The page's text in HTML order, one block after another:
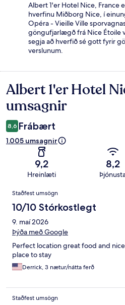
Albert 1'er Hotel Nice, France
hverfinu Miðborg Nice, í
Opéra - Vieille Ville
göngufjarlægð frá Nice Étoile
segja að hverfið sé gott fyrir
verslunum.
Umsagnir
Albert 1'er Hotel
umsagnir
8,6 Frábært
1.005 umsagnir
9,2
Hreinlæti
8,2
Umsagnir
Staðfest umsögn
10/10 Stórkostlegt
9. maí 2026
Þýða með Google
Perfect location great food and
place to stay
Derrick, 3 nætur/nátta ferð
Staðfest umsögn